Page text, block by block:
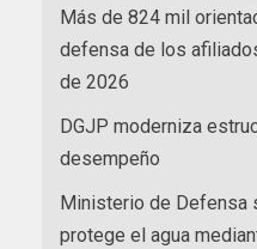
Más de 824 mil
defensa de los
de 2026
DGJP moderniza
desempeño
Ministerio de Defensa
protege el agua